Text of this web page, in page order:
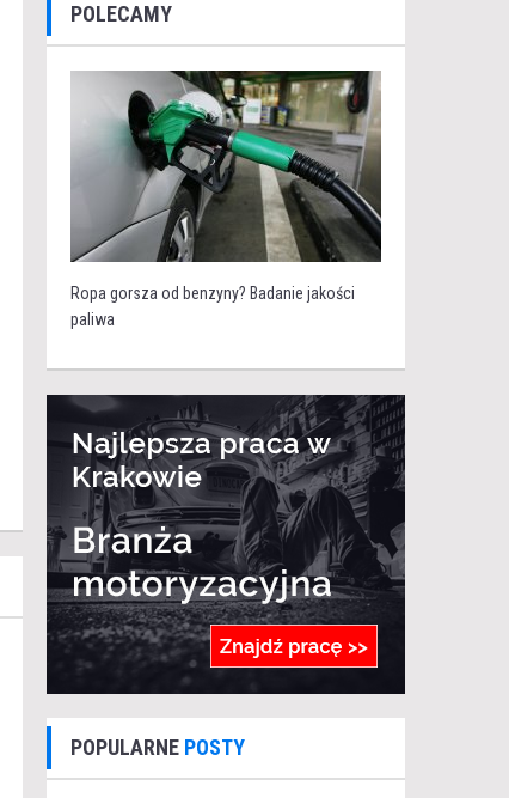
POLECAMY
Ropa gorsza od benzyny? Badanie jakości
paliwa
POPULARNE POSTY